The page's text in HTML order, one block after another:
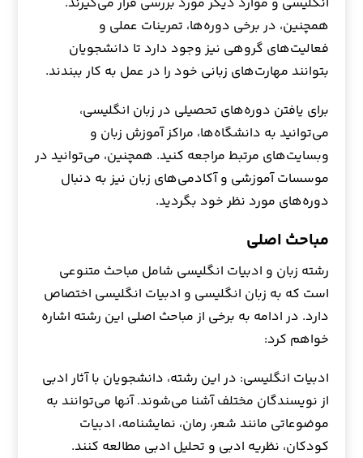
همچنین، در برخی دوره‌ها، تمرینات عملی و
فعالیت‌های گروهی نیز وجود دارد تا دانشجویان
بتوانند مهارت‌های زبانی خود را در عمل به کار ببندند.
برای یافتن دوره‌های تحصیلی در زبان انگلیسی،
می‌توانید به دانشگاه‌ها، مراکز آموزش زبان و
وبسایت‌های مرتبط مراجعه کنید. همچنین، می‌توانید در
موسسات آموزشی و آکادمی‌های زبان نیز به دنبال
دوره‌های مورد نظر خود بگردید.
مباحث اصلی
رشته زبان و ادبیات انگلیسی شامل مباحث متنوعی
است که به زبان انگلیسی و ادبیات انگلیسی اختصاص
دارد. در ادامه به برخی از مباحث اصلی این رشته اشاره
خواهم کرد:
ادبیات انگلیسی: در این رشته، دانشجویان با آثار ادبی
از نویسندگان مختلف آشنا می‌شوند. آنها می‌توانند به
موضوعاتی مانند شعر، رمان، نمایشنامه، ادبیات
کودکان، نظریه ادبی و تحلیل ادبی مطالعه کنند.